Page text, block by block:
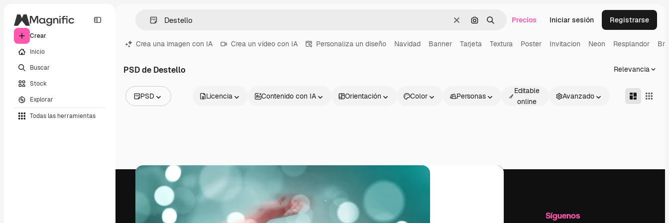
Crear
Inicio
Buscar
Stock
Explorar
Todas las herramientas
BorrarBuscar por imagen
BuscarPrecios Iniciar sesión Registrarse
Crea una imagen con IA Crea un vídeo con IA Personaliza un diseño Navidad Banner Tarjeta Textura Poster Invitacion Neon Resplandor
PSD de Destello Relevancia
PSD
Vídeos
Clips de vídeo
Motion graphics
Plantillas de vídeos
Modelos 3D
Fuentes
Licencia Contenido con IA Orientación Color Personas
Editable
online
Avanzado
Productos Información útil Síguenos